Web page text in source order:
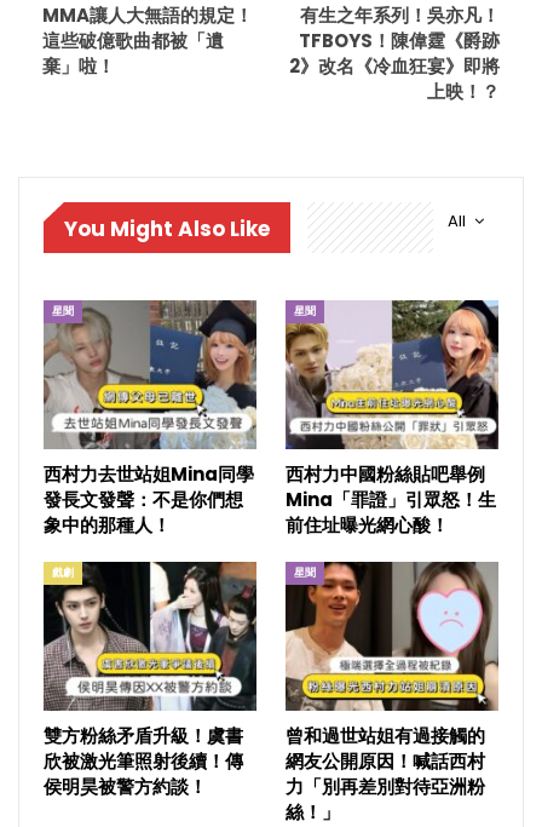
MMA讓人大無語的規定！
這些破億歌曲都被「遺
棄」啦！
有生之年系列！吳亦凡！
TFBOYS！陳偉霆《爵跡
2》改名《冷血狂宴》即將
上映！？
All
You Might Also Like
星聞
西村力去世站姐Mina同學
發長文發聲：不是你們想
象中的那種人！
星聞
西村力中國粉絲貼吧舉例
Mina「罪證」引眾怒！生
前住址曝光網心酸！
戲劇
雙方粉絲矛盾升級！虞書
欣被激光筆照射後續！傳
侯明昊被警方約談！
星聞
曾和過世站姐有過接觸的
網友公開原因！喊話西村
力「別再差別對待亞洲粉
絲！」